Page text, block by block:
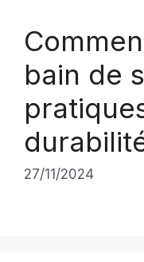
bain de
27/11/2024